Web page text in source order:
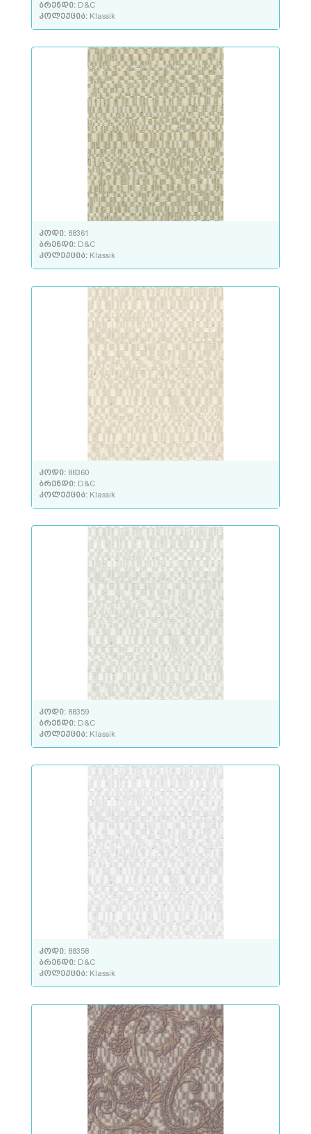
ბრენდი: D&C
კოლექცია: Klassik
კოდი: 88361
ბრენდი: D&C
კოლექცია: Klassik
კოდი: 88360
ბრენდი: D&C
კოლექცია: Klassik
კოდი: 88359
ბრენდი: D&C
კოლექცია: Klassik
კოდი: 88358
ბრენდი: D&C
კოლექცია: Klassik